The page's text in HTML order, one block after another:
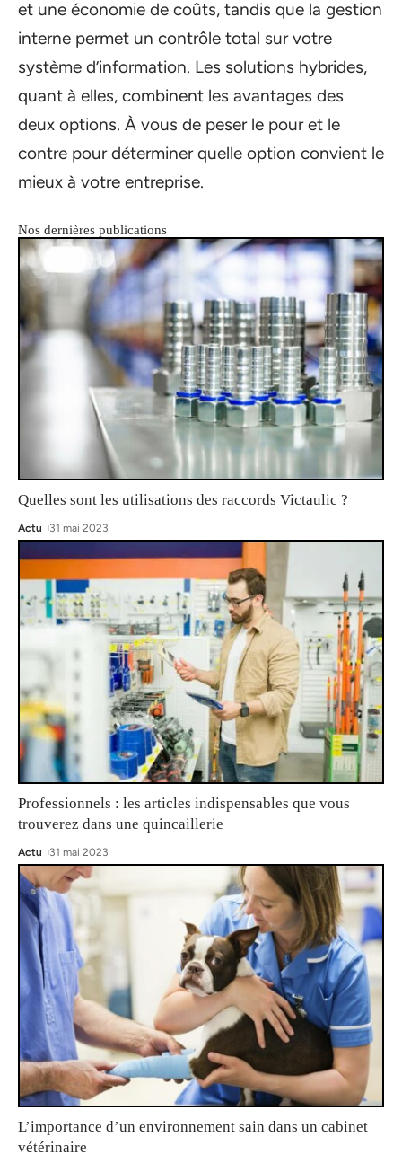
et une économie de coûts, tandis que la gestion
interne permet un contrôle total sur votre
système d’information. Les solutions hybrides,
quant à elles, combinent les avantages des
deux options. À vous de peser le pour et le
contre pour déterminer quelle option convient le
mieux à votre entreprise.
Nos dernières publications
Quelles sont les utilisations des raccords Victaulic ?
Actu 31 mai 2023
Professionnels : les articles indispensables que vous
trouverez dans une quincaillerie
Actu 31 mai 2023
L’importance d’un environnement sain dans un cabinet
vétérinaire